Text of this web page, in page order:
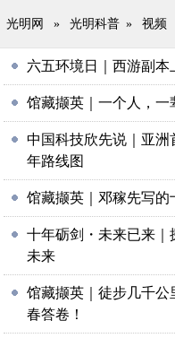
光明网 » 光明科普 » 视频
六五环境日｜西游副本
馆藏撷英｜一个人，一
中国科技欣先说｜亚
年路线图
馆藏撷英｜邓稼先写
十年砺剑・未来已来
未来
馆藏撷英｜徒步几千
春答卷！